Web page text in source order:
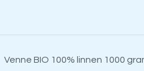
Venne BIO 100% linnen 1000